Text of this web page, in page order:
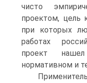
чисто
проектом, цель
при которых
работах
проект
нормативном и